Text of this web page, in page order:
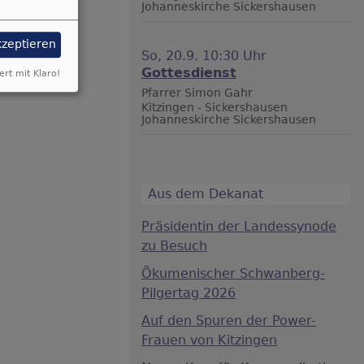
Johanneskirche Sickershausen
So, 20.9. 10:30 Uhr
Gottesdienst
Pfarrer Simon Gahr
Kitzingen - Sickershausen
Johanneskirche Sickershausen
Aus dem Dekanat
Präsidentin der Landessynode
zu Besuch
Ökumenischer Schwanberg-
Pilgertag 2026
Auf den Spuren der Power-
Frauen von Kitzingen
mit Klaro!